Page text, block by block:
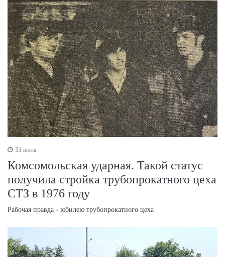
31 июля
Комсомольская ударная. Такой статус
получила стройка трубопрокатного цеха
СТЗ в 1976 году
Рабочая правда - юбилею трубопрокатного цеха